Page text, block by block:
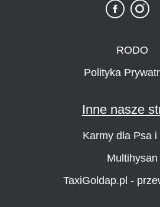
RODO
Polityka
Inne nasze
Karmy dla Psa i
Multihysan
TaxiGoldap.pl -